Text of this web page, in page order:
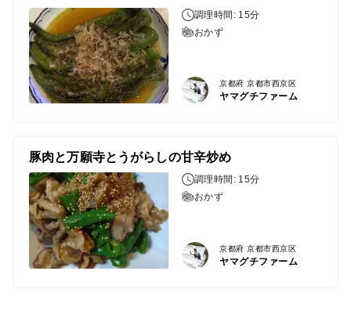
調理時間: 15分
おかず
京都府 京都市西京区
ヤマグチファーム
豚肉と万願寺とうがらしの甘辛炒め
調理時間: 15分
おかず
京都府 京都市西京区
ヤマグチファーム